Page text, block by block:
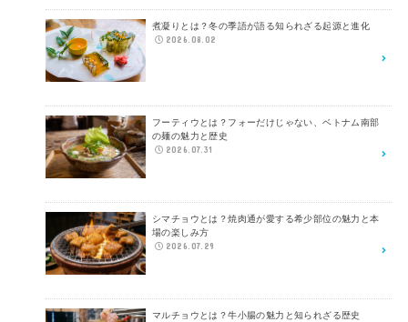
煮凝りとは？冬の季語が語る知られざる起源と進化
2026.08.02
フーティウとは？フォーだけじゃない、ベトナム南部
の麺の魅力と歴史
2026.07.31
シマチョウとは？焼肉通が愛する希少部位の魅力と本
場の楽しみ方
2026.07.29
マルチョウとは？牛小腸の魅力と知られざる歴史